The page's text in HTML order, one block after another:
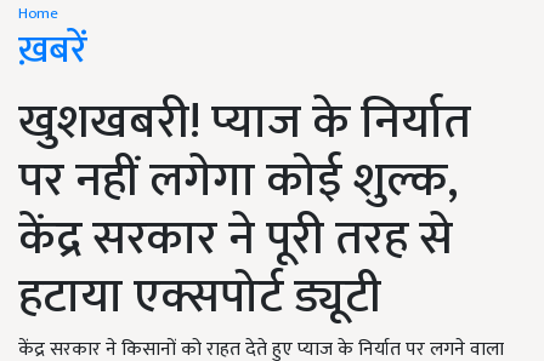
Home
ख़बरें
खुशखबरी! प्याज के निर्यात
पर नहीं लगेगा कोई शुल्क,
केंद्र सरकार ने पूरी तरह से
हटाया एक्सपोर्ट ड्यूटी
केंद्र सरकार ने किसानों को राहत देते हुए प्याज के निर्यात पर लगने वाला